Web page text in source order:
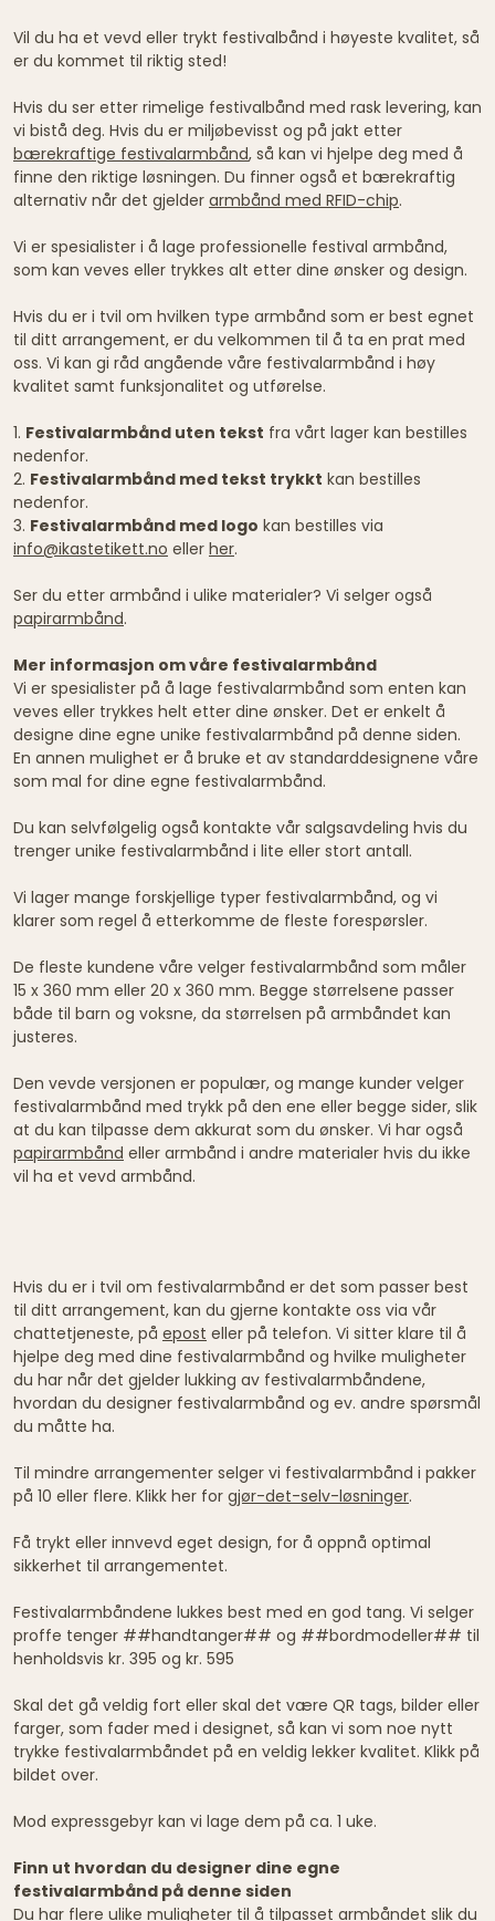
Vil du ha et vevd eller trykt festivalbånd i høyeste kvalitet, så
er du kommet til riktig sted!
Hvis du ser etter rimelige festivalbånd med rask levering, kan
vi bistå deg. Hvis du er miljøbevisst og på jakt etter
bærekraftige festivalarmbånd, så kan vi hjelpe deg med å
finne den riktige løsningen. Du finner også et bærekraftig
alternativ når det gjelder armbånd med RFID-chip.
Vi er spesialister i å lage professionelle festival armbånd,
som kan veves eller trykkes alt etter dine ønsker og design.
Hvis du er i tvil om hvilken type armbånd som er best egnet
til ditt arrangement, er du velkommen til å ta en prat med
oss. Vi kan gi råd angående våre festivalarmbånd i høy
kvalitet samt funksjonalitet og utførelse.
1. Festivalarmbånd uten tekst fra vårt lager kan bestilles
nedenfor.
2. Festivalarmbånd med tekst trykkt kan bestilles
nedenfor.
3. Festivalarmbånd med logo kan bestilles via
info@ikastetikett.no eller her.
Ser du etter armbånd i ulike materialer? Vi selger også
papirarmbånd.
Mer informasjon om våre festivalarmbånd
Vi er spesialister på å lage festivalarmbånd som enten kan
veves eller trykkes helt etter dine ønsker. Det er enkelt å
designe dine egne unike festivalarmbånd på denne siden.
En annen mulighet er å bruke et av standarddesignene våre
som mal for dine egne festivalarmbånd.
Du kan selvfølgelig også kontakte vår salgsavdeling hvis du
trenger unike festivalarmbånd i lite eller stort antall.
Vi lager mange forskjellige typer festivalarmbånd, og vi
klarer som regel å etterkomme de fleste forespørsler.
De fleste kundene våre velger festivalarmbånd som måler
15 x 360 mm eller 20 x 360 mm. Begge størrelsene passer
både til barn og voksne, da størrelsen på armbåndet kan
justeres.
Den vevde versjonen er populær, og mange kunder velger
festivalarmbånd med trykk på den ene eller begge sider, slik
at du kan tilpasse dem akkurat som du ønsker. Vi har også
papirarmbånd eller armbånd i andre materialer hvis du ikke
vil ha et vevd armbånd.
Hvis du er i tvil om festivalarmbånd er det som passer best
til ditt arrangement, kan du gjerne kontakte oss via vår
chattetjeneste, på epost eller på telefon. Vi sitter klare til å
hjelpe deg med dine festivalarmbånd og hvilke muligheter
du har når det gjelder lukking av festivalarmbåndene,
hvordan du designer festivalarmbånd og ev. andre spørsmål
du måtte ha.
Til mindre arrangementer selger vi festivalarmbånd i pakker
på 10 eller flere. Klikk her for gjør-det-selv-løsninger.
Få trykt eller innvevd eget design, for å oppnå optimal
sikkerhet til arrangementet.
Festivalarmbåndene lukkes best med en god tang. Vi selger
proffe tenger ##handtanger## og ##bordmodeller## til
henholdsvis kr. 395 og kr. 595
Skal det gå veldig fort eller skal det være QR tags, bilder eller
farger, som fader med i designet, så kan vi som noe nytt
trykke festivalarmbåndet på en veldig lekker kvalitet. Klikk på
bildet over.
Mod expressgebyr kan vi lage dem på ca. 1 uke.
Finn ut hvordan du designer dine egne
festivalarmbånd på denne siden
Du har flere ulike muligheter til å tilpasset armbåndet slik du